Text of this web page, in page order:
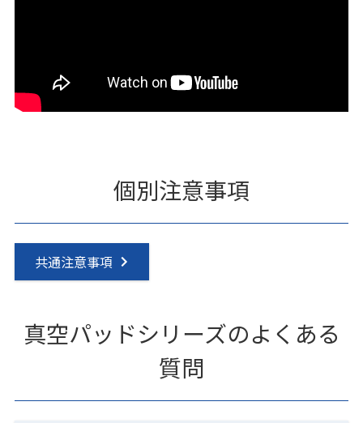
個別注意事項
共通注意事項
真空パッドシリーズのよくある
質問